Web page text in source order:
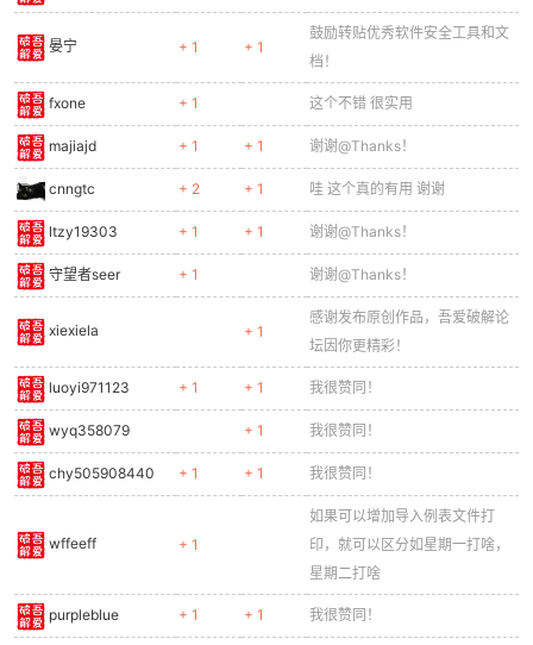
晏宁 + 1 + 1
鼓励转贴优秀软件安全工具和文
档！
fxone + 1 这个不错 很实用
majiajd + 1 + 1 谢谢@Thanks！
cnngtc + 2 + 1 哇 这个真的有用 谢谢
ltzy19303 + 1 + 1 谢谢@Thanks！
守望者seer + 1 谢谢@Thanks！
xiexiela + 1
感谢发布原创作品，吾爱破解论
坛因你更精彩！
luoyi971123 + 1 + 1 我很赞同！
wyq358079 + 1 我很赞同！
chy505908440 + 1 + 1 我很赞同！
wffeeff + 1
如果可以增加导入例表文件打
印，就可以区分如星期一打啥，
星期二打啥
purpleblue + 1 + 1 我很赞同！